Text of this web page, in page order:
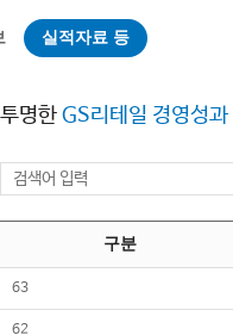
실적자료 등
투명한 GS리테일 경영성과
구분
63
62